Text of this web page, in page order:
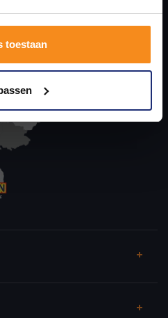
toestaan
zelf het verschil!